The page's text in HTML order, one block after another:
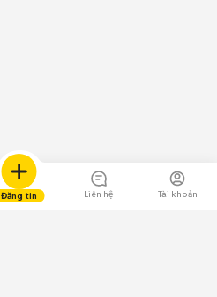
Đăng tin Liên hệ Tài khoản